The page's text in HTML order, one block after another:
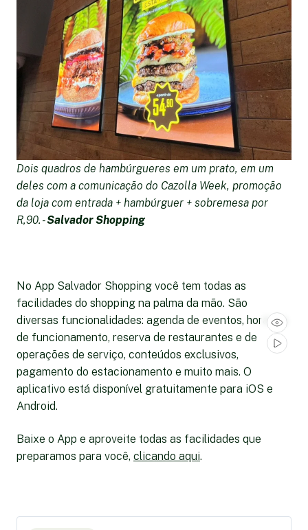
Dois quadros de hambúrgueres em um prato, em um
deles com a comunicação do Cazolla Week, promoção
da loja com entrada + hambúrguer + sobremesa por
R,90. -Salvador Shopping
No App Salvador Shopping você tem todas as
facilidades do shopping na palma da mão. São
diversas funcionalidades: agenda de eventos, horários
de funcionamento, reserva de restaurantes e de
operações de serviço, conteúdos exclusivos,
pagamento do estacionamento e muito mais. O
aplicativo está disponível gratuitamente para iOS e
Android.
Baixe o App e aproveite todas as facilidades que
preparamos para você, clicando aqui.